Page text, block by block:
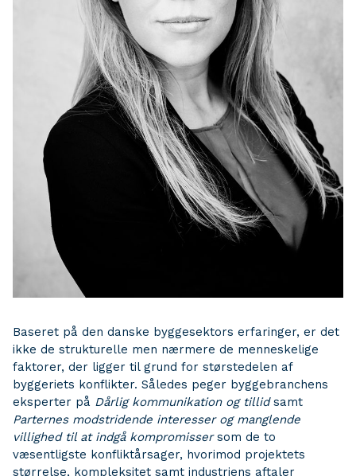
Baseret på den danske byggesektors erfaringer, er det
ikke de strukturelle men nærmere de menneskelige
faktorer, der ligger til grund for størstedelen af
byggeriets konflikter. Således peger byggebranchens
eksperter på Dårlig kommunikation og tillidsamt
Parternes modstridende interesser og manglende
villighed til at indgå kompromissersom de to
væsentligste konfliktårsager, hvorimod projektets
størrelse, kompleksitet samt industriens aftaler